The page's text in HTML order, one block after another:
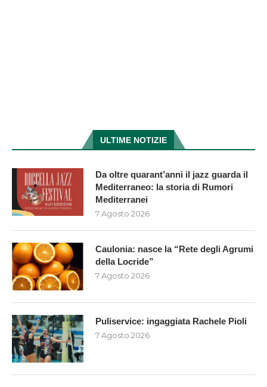
ULTIME NOTIZIE
Da oltre quarant’anni il jazz guarda il
Mediterraneo: la storia di Rumori
Mediterranei
7 Agosto 2026
Caulonia: nasce la “Rete degli Agrumi
della Locride”
7 Agosto 2026
Puliservice: ingaggiata Rachele Pioli
7 Agosto 2026